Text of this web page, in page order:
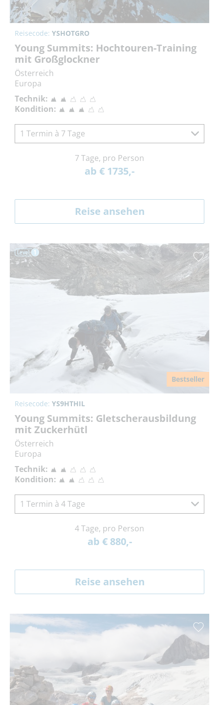
Reisecode: YSHOTGRO
Young Summits: Hochtouren-Training
mit Großglockner
Österreich
Europa
Technik:
Kondition:
1 Termin à 7 Tage
7 Tage, pro Person
ab € 1735,-
Reise ansehen
Bestseller
Reisecode: YS9HTHIL
Young Summits: Gletscherausbildung
mit Zuckerhütl
Österreich
Europa
Technik:
Kondition:
1 Termin à 4 Tage
4 Tage, pro Person
ab € 880,-
Reise ansehen